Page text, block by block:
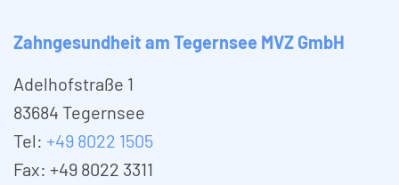
Zahngesundheit am Tegernsee MVZ GmbH
Adelhofstraße 1
83684 Tegernsee
Tel: +49 8022 1505
Fax: +49 8022 3311